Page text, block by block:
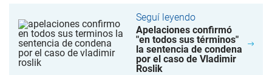
Seguí leyendo
Apelaciones confirmó
"en todos sus términos"
la sentencia de condena
por el caso de Vladimir
Roslik